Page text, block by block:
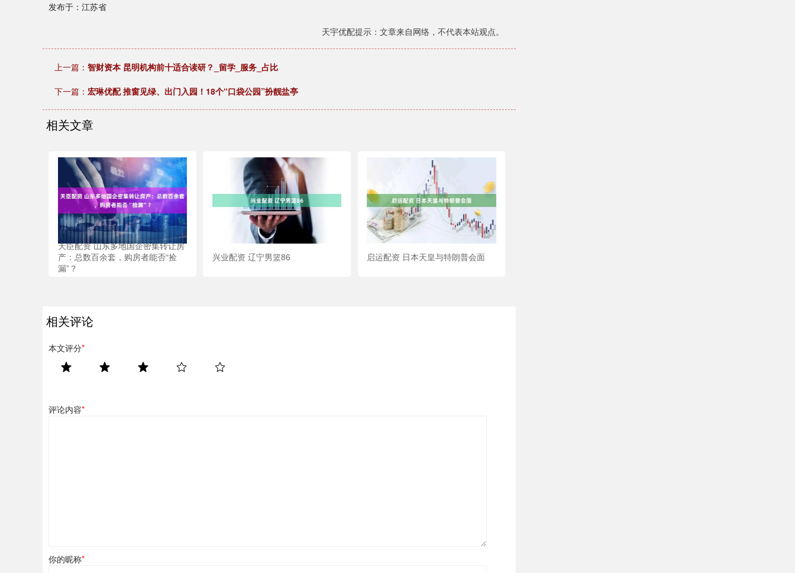
发布于：江苏省
天宇优配提示：文章来自网络，不代表本站观点。
上一篇： 智财资本 昆明机构前十适合读研？_留学_服务_占比
下一篇： 宏琳优配 推窗见绿、出门入园！18个“口袋公园”扮靓盐亭
相关文章
天臣配资 山东多地国企密集转让房
产：总数百余套，购房者能否“捡
漏”？
兴业配资 辽宁男篮86 启运配资 日本天皇与特朗普会面
相关评论
本文评分*
评论内容*
你的昵称*